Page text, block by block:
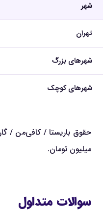
شهر
تهران
شهرهای بزرگ
شهرهای کوچک
میلیون تومان.
سوالات متداول